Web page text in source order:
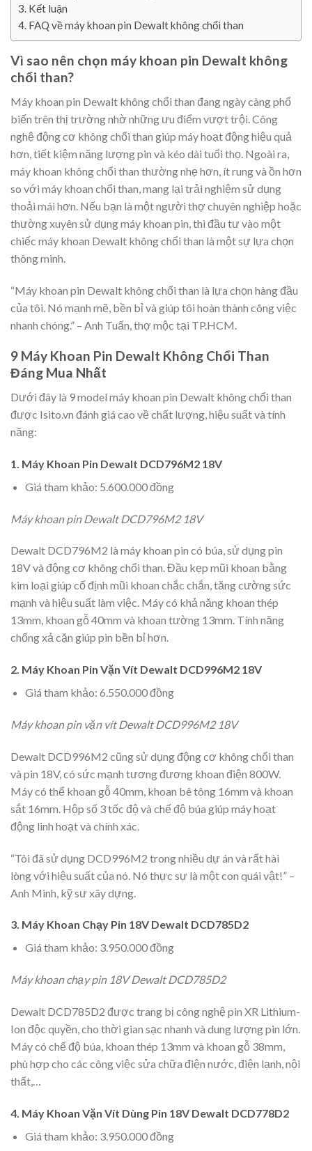
Kết luận
FAQ về máy khoan pin Dewalt không chổi than
Vì sao nên chọn máy khoan pin Dewalt không
chổi than?
Máy khoan pin Dewalt không chổi than đang ngày càng phổ
biến trên thị trường nhờ những ưu điểm vượt trội. Công
nghệ động cơ không chổi than giúp máy hoạt động hiệu quả
hơn, tiết kiệm năng lượng pin và kéo dài tuổi thọ. Ngoài ra,
máy khoan không chổi than thường nhẹ hơn, ít rung và ồn hơn
so với máy khoan chổi than, mang lại trải nghiệm sử dụng
thoải mái hơn. Nếu bạn là một người thợ chuyên nghiệp hoặc
thường xuyên sử dụng máy khoan pin, thì đầu tư vào một
chiếc máy khoan Dewalt không chổi than là một sự lựa chọn
thông minh.
“Máy khoan pin Dewalt không chổi than là lựa chọn hàng đầu
của tôi. Nó mạnh mẽ, bền bỉ và giúp tôi hoàn thành công việc
nhanh chóng.” – Anh Tuấn, thợ mộc tại TP.HCM.
9 Máy Khoan Pin Dewalt Không Chổi Than
Đáng Mua Nhất
Dưới đây là 9 model máy khoan pin Dewalt không chổi than
được Isito.vn đánh giá cao về chất lượng, hiệu suất và tính
năng:
1. Máy Khoan Pin Dewalt DCD796M2 18V
Giá tham khảo: 5.600.000 đồng
Máy khoan pin Dewalt DCD796M2 18V
Dewalt DCD796M2 là máy khoan pin có búa, sử dụng pin
18V và động cơ không chổi than. Đầu kẹp mũi khoan bằng
kim loại giúp cố định mũi khoan chắc chắn, tăng cường sức
mạnh và hiệu suất làm việc. Máy có khả năng khoan thép
13mm, khoan gỗ 40mm và khoan tường 13mm. Tính năng
chống xả cặn giúp pin bền bỉ hơn.
2. Máy Khoan Pin Vặn Vít Dewalt DCD996M2 18V
Giá tham khảo: 6.550.000 đồng
Máy khoan pin vặn vít Dewalt DCD996M2 18V
Dewalt DCD996M2 cũng sử dụng động cơ không chổi than
và pin 18V, có sức mạnh tương đương khoan điện 800W.
Máy có thể khoan gỗ 40mm, khoan bê tông 16mm và khoan
sắt 16mm. Hộp số 3 tốc độ và chế độ búa giúp máy hoạt
động linh hoạt và chính xác.
“Tôi đã sử dụng DCD996M2 trong nhiều dự án và rất hài
lòng với hiệu suất của nó. Nó thực sự là một con quái vật!” –
Anh Minh, kỹ sư xây dựng.
3. Máy Khoan Chạy Pin 18V Dewalt DCD785D2
Giá tham khảo: 3.950.000 đồng
Máy khoan chạy pin 18V Dewalt DCD785D2
Dewalt DCD785D2 được trang bị công nghệ pin XR Lithium-
Ion độc quyền, cho thời gian sạc nhanh và dung lượng pin lớn.
Máy có chế độ búa, khoan thép 13mm và khoan gỗ 38mm,
phù hợp cho các công việc sửa chữa điện nước, điện lạnh, nội
thất,…
4. Máy Khoan Vặn Vít Dùng Pin 18V Dewalt DCD778D2
Giá tham khảo: 3.950.000 đồng